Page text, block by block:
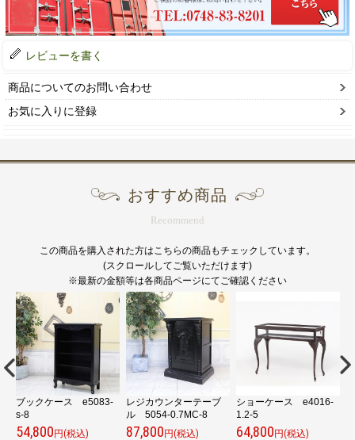
レビューを書く
商品についてのお問い合わせ
お気に入りに登録
おすすめ商品
Recommend
この商品を購入された方はこちらの商品もチェックしています。
(スクロールしてご覧いただけます)
※最新の金額等は各商品ページにてご確認ください
ブックケース e5083-
s-8
54,800 円(税込)
レジカウンターテーブ
ル 5054-0.7MC-8
87,800 円(税込)
ショーケース e4016-
1.2-5
64,800 円(税込)